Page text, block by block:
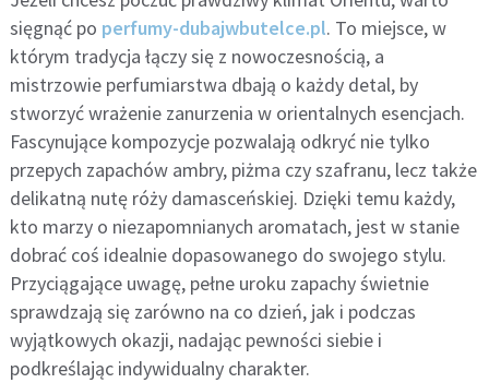
sięgnąć po perfumy-dubajwbutelce.pl. To miejsce, w
którym tradycja łączy się z nowoczesnością, a
mistrzowie perfumiarstwa dbają o każdy detal, by
stworzyć wrażenie zanurzenia w orientalnych esencjach.
Fascynujące kompozycje pozwalają odkryć nie tylko
przepych zapachów ambry, piżma czy szafranu, lecz także
delikatną nutę róży damasceńskiej. Dzięki temu każdy,
kto marzy o niezapomnianych aromatach, jest w stanie
dobrać coś idealnie dopasowanego do swojego stylu.
Przyciągające uwagę, pełne uroku zapachy świetnie
sprawdzają się zarówno na co dzień, jak i podczas
wyjątkowych okazji, nadając pewności siebie i
podkreślając indywidualny charakter.